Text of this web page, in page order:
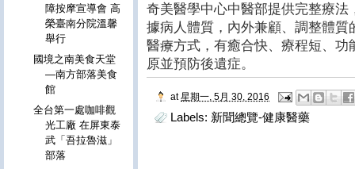
奇美醫學中心中醫部提供完整療
據病人體質，內外兼顧、調整體
醫療方式，有癒合快、療程短、
原並預防後遺症。
at 星期一, 5月 30, 2016
Labels: 新聞總覽-健康醫藥
障按摩宣導會 高
榮臺南分院溫馨
舉行
國境之南美食天堂
—南方部落美食
館
全台第一處咖啡觀
光工廠 在屏東泰
武「吾拉魯滋」
部落